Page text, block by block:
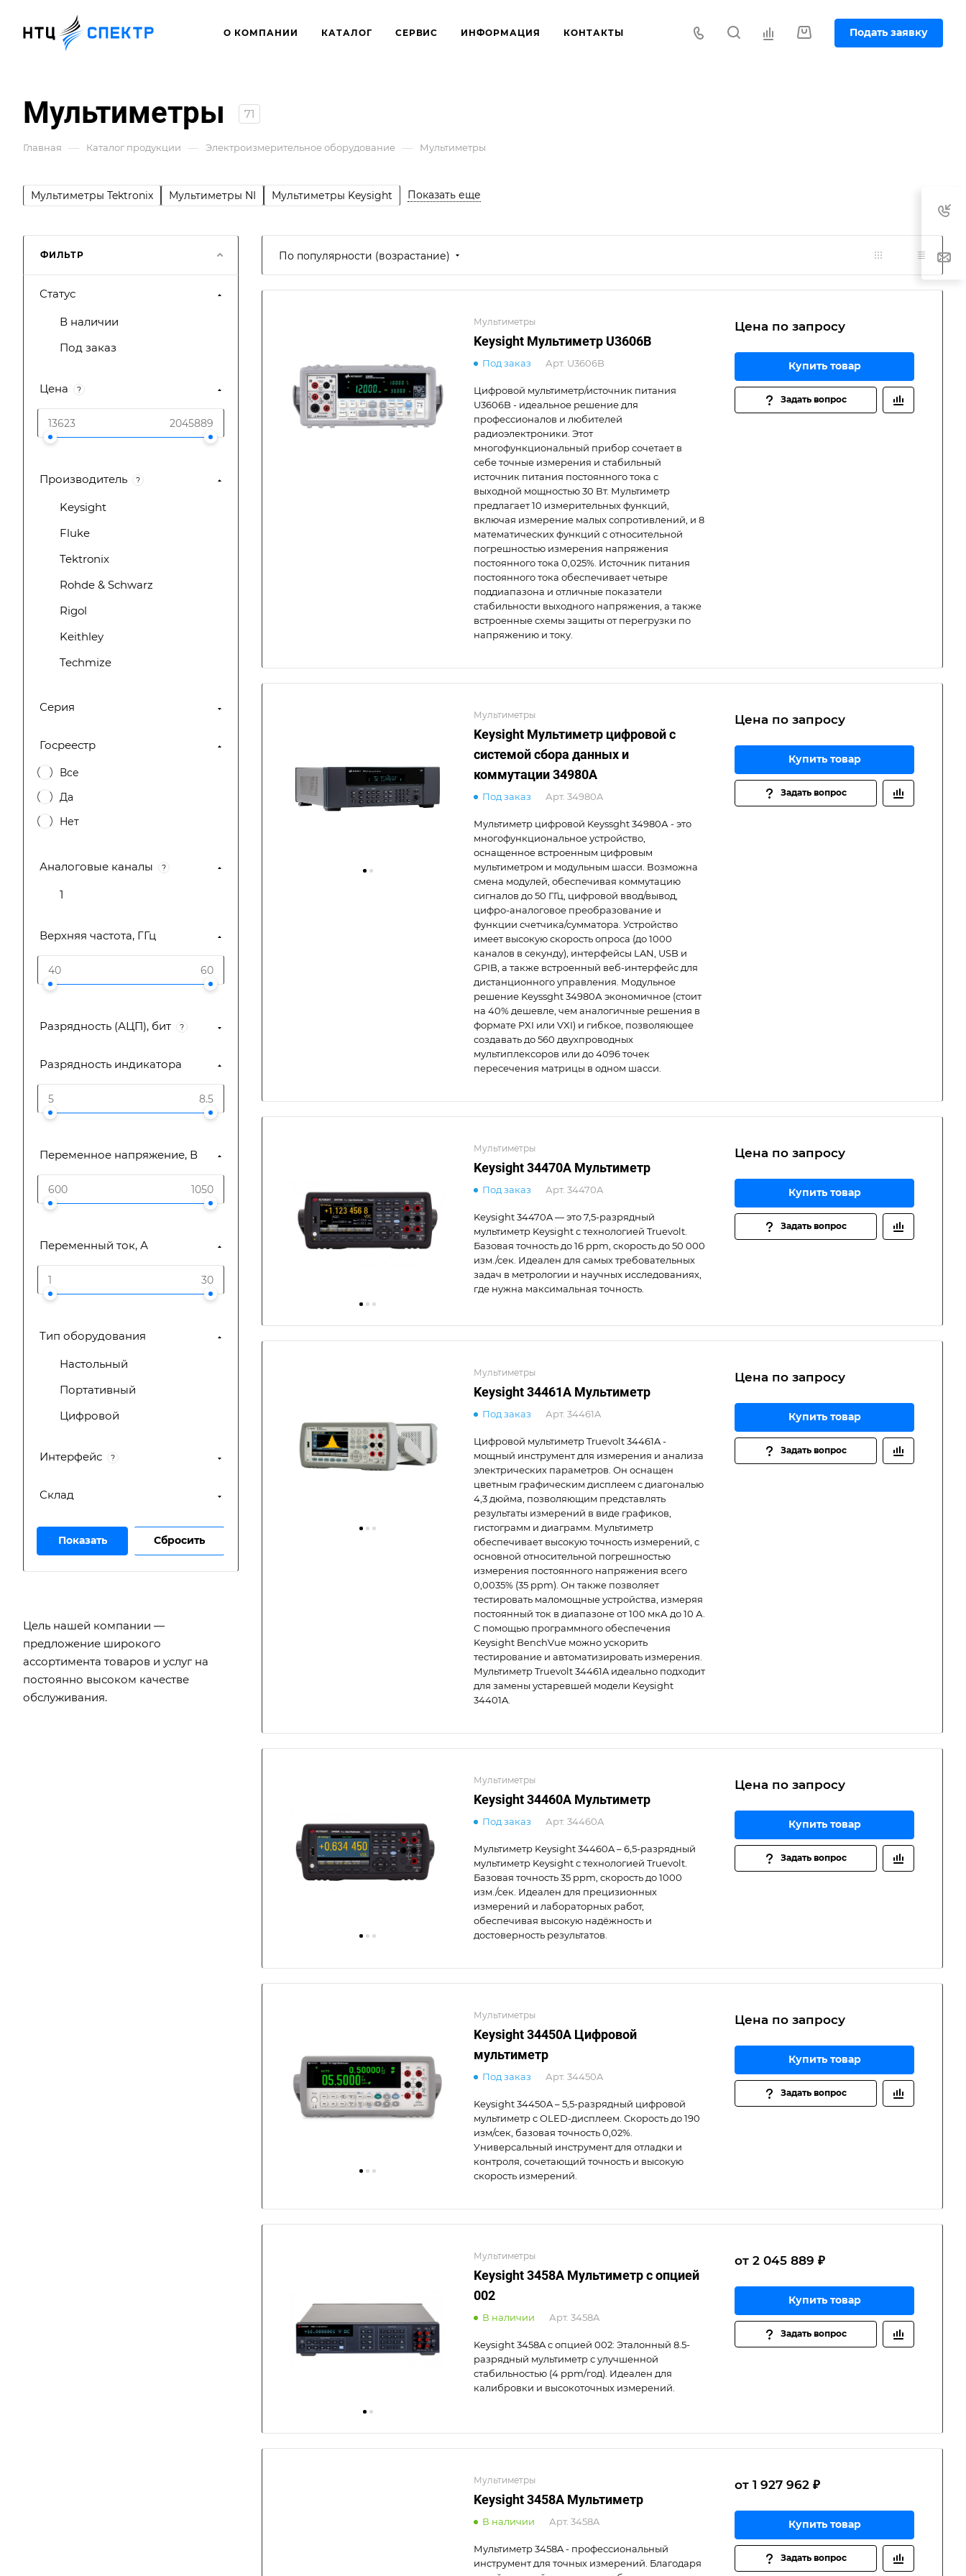
О КОМПАНИИ КАТАЛОГ СЕРВИС ИНФОРМАЦИЯ КОНТАКТЫ Подать заявку
Мультиметры 71
Главная — Каталог продукции — Электроизмерительное оборудование — Мультиметры
Мультиметры Tektronix Мультиметры NI Мультиметры Keysight Показать еще
По популярности (возрастание)
Мультиметры
Keysight Мультиметр U3606B
Под заказ Арт. U3606B
Цифровой мультиметр/источник питания
U3606B - идеальное решение для
профессионалов и любителей
радиоэлектроники. Этот
многофункциональный прибор сочетает в
себе точные измерения и стабильный
источник питания постоянного тока с
выходной мощностью 30 Вт. Мультиметр
предлагает 10 измерительных функций,
включая измерение малых сопротивлений, и 8
математических функций с относительной
погрешностью измерения напряжения
постоянного тока 0,025%. Источник питания
постоянного тока обеспечивает четыре
поддиапазона и отличные показатели
стабильности выходного напряжения, а также
встроенные схемы защиты от перегрузки по
напряжению и току.
Цена по запросу
Купить товар
Задать вопрос
Мультиметры
Keysight Мультиметр цифровой с
системой сбора данных и
коммутации 34980A
Под заказ Арт. 34980A
Мультиметр цифровой Keyssght 34980А - это
многофункциональное устройство,
оснащенное встроенным цифровым
мультиметром и модульным шасси. Возможна
смена модулей, обеспечивая коммутацию
сигналов до 50 ГГц, цифровой ввод/вывод,
цифро-аналоговое преобразование и
функции счетчика/сумматора. Устройство
имеет высокую скорость опроса (до 1000
каналов в секунду), интерфейсы LAN, USB и
GPIB, а также встроенный веб-интерфейс для
дистанционного управления. Модульное
решение Keyssght 34980А экономичное (стоит
на 40% дешевле, чем аналогичные решения в
формате PXI или VXI) и гибкое, позволяющее
создавать до 560 двухпроводных
мультиплексоров или до 4096 точек
пересечения матрицы в одном шасси.
Цена по запросу
Купить товар
Задать вопрос
Мультиметры
Keysight 34470A Мультиметр
Под заказ Арт. 34470A
Keysight 34470A — это 7,5-разрядный
мультиметр Keysight с технологией Truevolt.
Базовая точность до 16 ppm, скорость до 50 000
изм./сек. Идеален для самых требовательных
задач в метрологии и научных исследованиях,
где нужна максимальная точность.
Цена по запросу
Купить товар
Задать вопрос
Мультиметры
Keysight 34461A Мультиметр
Под заказ Арт. 34461A
Цифровой мультиметр Truevolt 34461A -
мощный инструмент для измерения и анализа
электрических параметров. Он оснащен
цветным графическим дисплеем с диагональю
4,3 дюйма, позволяющим представлять
результаты измерений в виде графиков,
гистограмм и диаграмм. Мультиметр
обеспечивает высокую точность измерений, с
основной относительной погрешностью
измерения постоянного напряжения всего
0,0035% (35 ppm). Он также позволяет
тестировать маломощные устройства, измеряя
постоянный ток в диапазоне от 100 мкА до 10 А.
С помощью программного обеспечения
Keysight BenchVue можно ускорить
тестирование и автоматизировать измерения.
Мультиметр Truevolt 34461A идеально подходит
для замены устаревшей модели Keysight
34401A.
Цена по запросу
Купить товар
Задать вопрос
Мультиметры
Keysight 34460A Мультиметр
Под заказ Арт. 34460A
Мультиметр Keysight 34460A – 6,5-разрядный
мультиметр Keysight с технологией Truevolt.
Базовая точность 35 ppm, скорость до 1000
изм./сек. Идеален для прецизионных
измерений и лабораторных работ,
обеспечивая высокую надёжность и
достоверность результатов.
Цена по запросу
Купить товар
Задать вопрос
Мультиметры
Keysight 34450A Цифровой
мультиметр
Под заказ Арт. 34450A
Keysight 34450A – 5,5-разрядный цифровой
мультиметр с OLED-дисплеем. Скорость до 190
изм/сек, базовая точность 0,02%.
Универсальный инструмент для отладки и
контроля, сочетающий точность и высокую
скорость измерений.
Цена по запросу
Купить товар
Задать вопрос
Мультиметры
Keysight 3458A Мультиметр с опцией
002
В наличии Арт. 3458A
Keysight 3458A с опцией 002: Эталонный 8.5-
разрядный мультиметр с улучшенной
стабильностью (4 ppm/год). Идеален для
калибровки и высокоточных измерений.
от 2 045 889 ₽
Купить товар
Задать вопрос
Мультиметры
Keysight 3458A Мультиметр
В наличии Арт. 3458A
Мультиметр 3458A - профессиональный
инструмент для точных измерений. Благодаря
от 1 927 962 ₽
Купить товар
Задать вопрос
ФИЛЬТР
Статус
В наличии
Под заказ
Цена ?
Производитель ?
Keysight
Fluke
Tektronix
Rohde & Schwarz
Rigol
Keithley
Techmize
Серия
Госреестр
Все
Да
Нет
Аналоговые каналы ?
1
Верхняя частота, ГГц
Разрядность (АЦП), бит ?
Разрядность индикатора
Переменное напряжение, В
Переменный ток, А
Тип оборудования
Настольный
Портативный
Цифровой
Интерфейс ?
Склад
Сбросить
Цель нашей компании —
предложение широкого
ассортимента товаров и услуг на
постоянно высоком качестве
обслуживания.